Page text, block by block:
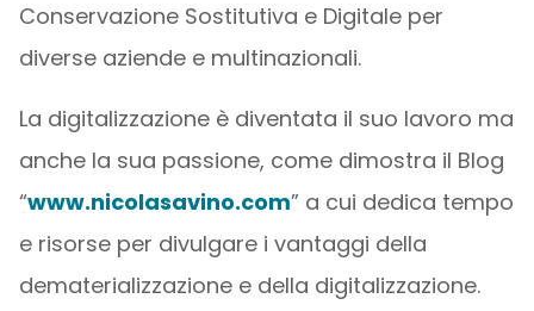
Conservazione Sostitutiva e Digitale per
diverse aziende e multinazionali.
La digitalizzazione è diventata il suo lavoro ma
anche la sua passione, come dimostra il Blog
“www.nicolasavino.com” a cui dedica tempo
e risorse per divulgare i vantaggi della
dematerializzazione e della digitalizzazione.